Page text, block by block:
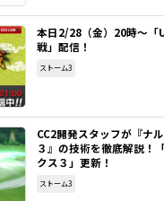
本日2/28（金）20時～「
戦」配信！
ストーム3
CC2開発スタッフが『ナ
３』の技術を徹底解説！
クス３」更新！
ストーム3